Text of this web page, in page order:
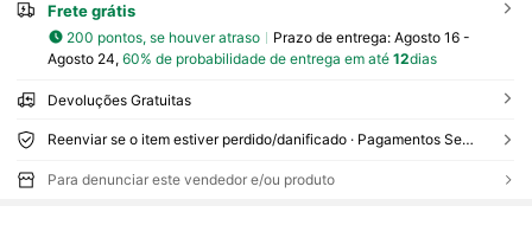
Frete grátis
200 pontos, se houver atraso Prazo de entrega: Agosto 16 -
Agosto 24, 60% de probabilidade de entrega em até 12dias
Devoluções Gratuitas
Reenviar se o item estiver perdido/danificado · Pagamentos Seguros · Proteção de privacidade
Para denunciar este vendedor e/ou produto